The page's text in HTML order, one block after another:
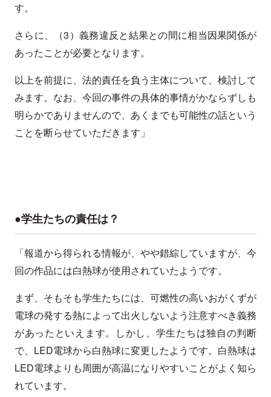
す。
さらに、（3）義務違反と結果との間に相当因果関係が
あったことが必要となります。
以上を前提に、法的責任を負う主体について、検討して
みます。なお、今回の事件の具体的事情がかならずしも
明らかでありませんので、あくまでも可能性の話という
ことを断らせていただきます」
●学生たちの責任は？
「報道から得られる情報が、やや錯綜していますが、今
回の作品には白熱球が使用されていたようです。
まず、そもそも学生たちには、可燃性の高いおがくずが
電球の発する熱によって出火しないよう注意すべき義務
があったといえます。しかし、学生たちは独自の判断
で、LED電球から白熱球に変更したようです。白熱球は
LED電球よりも周囲が高温になりやすいことがよく知ら
れています。